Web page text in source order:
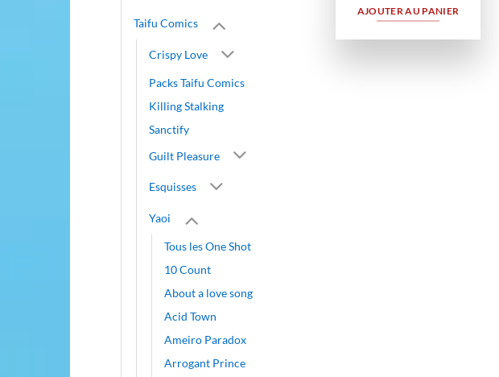
Taifu Comics
Crispy Love
Packs Taifu Comics
Killing Stalking
Sanctify
Guilt Pleasure
Esquisses
Yaoi
Tous les One Shot
10 Count
About a love song
Acid Town
Ameiro Paradox
Arrogant Prince
AJOUTER AU PANIER